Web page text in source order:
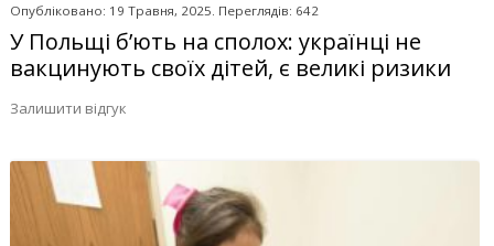
Опубліковано: 19 Травня, 2025. Переглядів: 642
У Польщі б’ють на сполох: українці не
вакцинують своїх дітей, є великі ризики
Залишити відгук